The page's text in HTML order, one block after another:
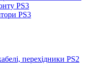
PS3
PS3
перехідники PS2